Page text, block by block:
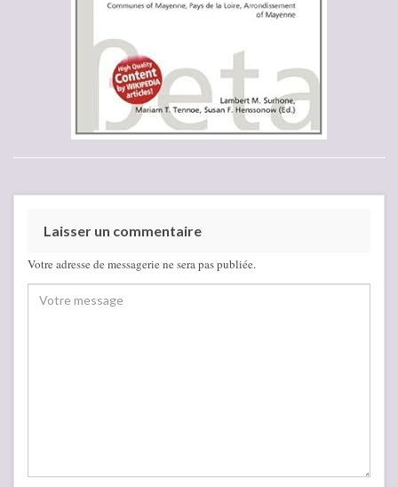
Laisser un commentaire
Votre adresse de messagerie ne sera pas publiée.